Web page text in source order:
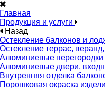
Главная
Продукция и услуги
Назад
Остекление балконов и
Остекление террас,
Алюминиевые перегородки
Алюминиевые двери,
Внутренняя отделка
Порошковая окраска